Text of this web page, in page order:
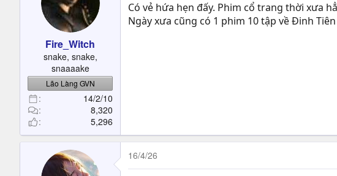
Fire_Witch
snake, snake,
snaaaake
Lão Làng GVN
14/2/10
8,320
5,296
Có vẻ hứa hẹn đấy. Phim cổ trang thời xưa
Ngày xưa cũng có 1 phim 10 tập về Đinh
16/4/26